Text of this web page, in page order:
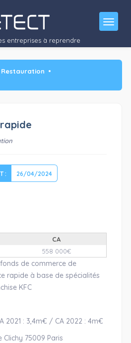
entreprises à reprendre
: 26/04/2024
CA
558 000€
de commerce de
rapide à base de spécialités
KFC
2021 : 3,4m€ / CA 2022 : 4m€
Clichy 75009 Paris